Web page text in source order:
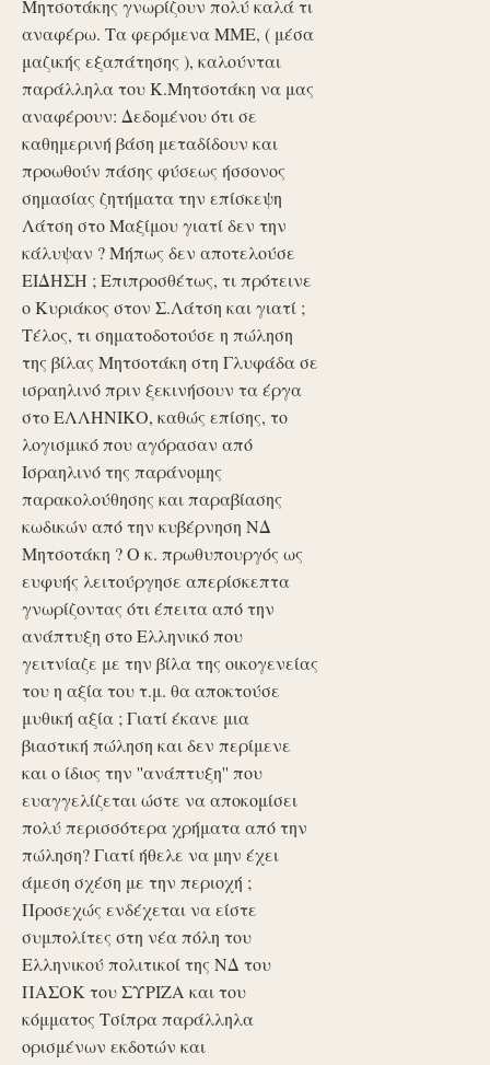
Μητσοτάκης γνωρίζουν πολύ καλά τι
αναφέρω. Τα φερόμενα ΜΜΕ, ( μέσα
μαζικής εξαπάτησης ), καλούνται
παράλληλα του Κ.Μητσοτάκη να μας
αναφέρουν: Δεδομένου ότι σε
καθημερινή βάση μεταδίδουν και
προωθούν πάσης φύσεως ήσσονος
σημασίας ζητήματα την επίσκεψη
Λάτση στο Μαξίμου γιατί δεν την
κάλυψαν ? Μήπως δεν αποτελούσε
ΕΙΔΗΣΗ ; Επιπροσθέτως, τι πρότεινε
ο Κυριάκος στον Σ.Λάτση και γιατί ;
Τέλος, τι σηματοδοτούσε η πώληση
της βίλας Μητσοτάκη στη Γλυφάδα σε
ισραηλινό πριν ξεκινήσουν τα έργα
στο ΕΛΛΗΝΙΚΟ, καθώς επίσης, το
λογισμικό που αγόρασαν από
Ισραηλινό της παράνομης
παρακολούθησης και παραβίασης
κωδικών από την κυβέρνηση ΝΔ
Μητσοτάκη ? Ο κ. πρωθυπουργός ως
ευφυής λειτούργησε απερίσκεπτα
γνωρίζοντας ότι έπειτα από την
ανάπτυξη στο Ελληνικό που
γειτνίαζε με την βίλα της οικογενείας
του η αξία του τ.μ. θα αποκτούσε
μυθική αξία ; Γιατί έκανε μια
βιαστική πώληση και δεν περίμενε
και ο ίδιος την ''ανάπτυξη'' που
ευαγγελίζεται ώστε να αποκομίσει
πολύ περισσότερα χρήματα από την
πώληση? Γιατί ήθελε να μην έχει
άμεση σχέση με την περιοχή ;
Προσεχώς ενδέχεται να είστε
συμπολίτες στη νέα πόλη του
Ελληνικού πολιτικοί της ΝΔ του
ΠΑΣΟΚ του ΣΥΡΙΖΑ και του
κόμματος Τσίπρα παράλληλα
ορισμένων εκδοτών και